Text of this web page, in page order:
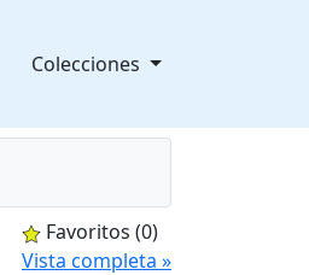
Colecciones
Favoritos (0)
Vista completa »